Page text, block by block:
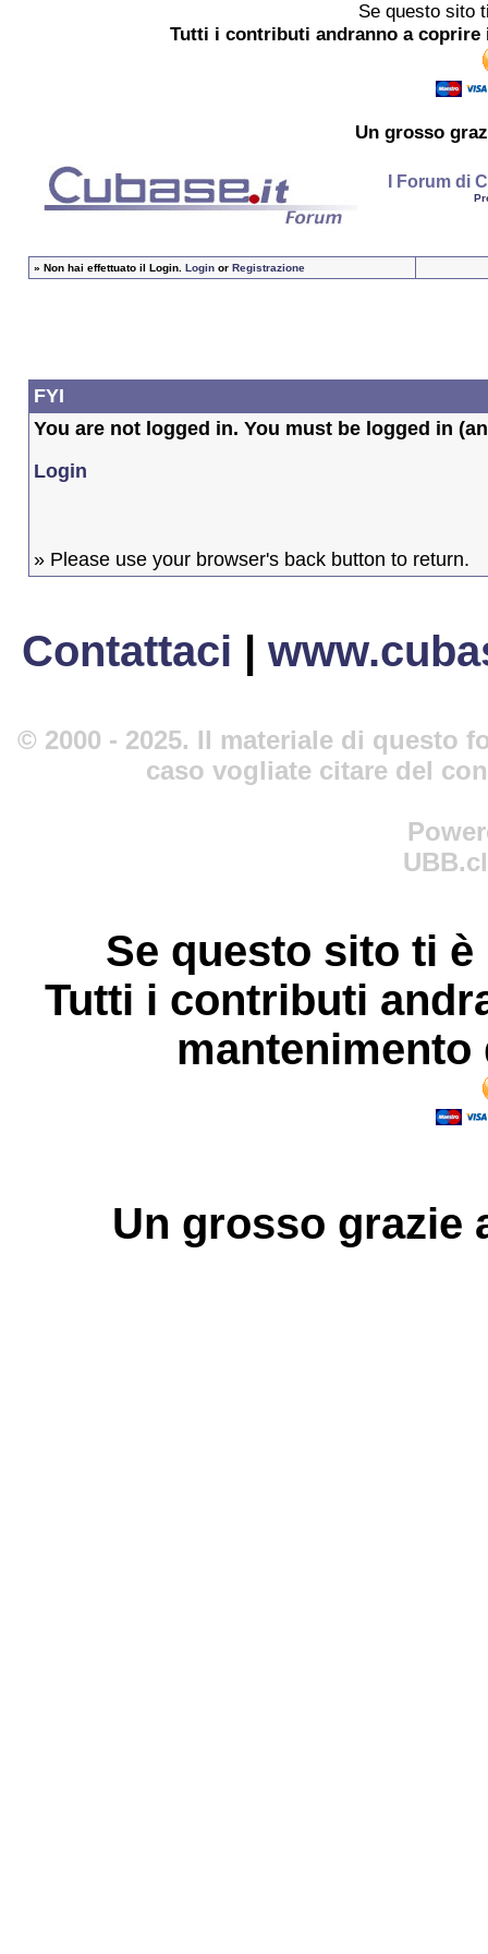
Se questo sito
Tutti i contributi andranno a
Un grosso
I Forum di
» Non hai effettuato il Login. Loginor Registrazione
FYI
You are not logged in. You must be logged in
Login
» Please use your browser's back button to return.
Contattaci |
© 2000 - 2025. Il materiale di questo
caso vogliate citare del
Se questo sito ti
Tutti i contributi
Un grosso grazie